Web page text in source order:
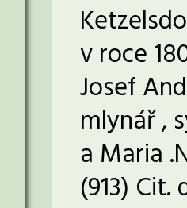
v roce
Josef
mlynář ,
a Maria
(913)